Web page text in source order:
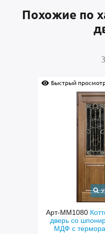
Похожие по
4
Быстрый просмотр
Увеличить
Арт-ММ1080Коттеджная
дверь со
МДФ с терморазрывом,